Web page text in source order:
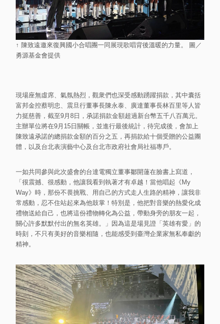
↑ 陳致遠邀來復興國小合唱團一同展現歌唱背後溫暖的力量。 圖／
勇源基金會提供
現場座無虛席、氣氛熱烈，觀衆們也深受感動踴躍捐款，其中囊括
富邦金控蔡明忠、震旦行董事長陳永泰、廣達董事長林百里等人皆
力挺慈善，截至9月8日，𠄘諾捐款金額超過新台幣五千八百萬元。
主辦單位將在9月15日關帳，並進行最後統計，待完成後，會加上
陳致遠𠄘諾的總捐款金額的百分之五，再捐款給十個受贈的公益團
體，以及台北表演藝中心及台北市政府社會局社福專戶。
一如共同參與此次盛會的台達電獨立董事鄒開蓮在臉書上寫道，
「很震撼、很感動，他讓我看到執著才有卓越！當他唱起《My
Way》時，那份不畏挑戰、用自己的方式走人生路的精神，讓我非
常感動，忍不住站起來為他鼓掌！特別是，他把對音樂的熱愛化成
禮物送給自己，也將這份禮物轉化為公益，帶動身旁的朋友一起，
關心許多默默付出的無名英雄。」因為這是場見證「英雄有愛」的
時刻，不只有美好的音樂相隨，也能感受到臺灣企業家無私奉獻的
精神。